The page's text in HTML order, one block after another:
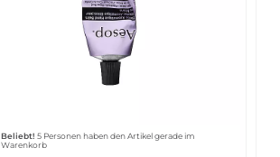
Beliebt! 5 Personen haben den Artikel gerade im
Warenkorb